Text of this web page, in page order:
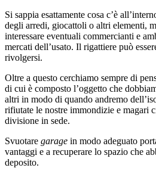
Si sappia esattamente cosa c’è
degli arredi, giocattoli o altri elementi,
interessare eventuali commercianti e
mercati dell’usato. Il rigattiere può
rivolgersi.
Oltre a questo cerchiamo sempre di
di cui è composto l’oggetto che
altri in modo di quando andremo
rifiutate le nostre immondizie e magari
divisione in sede.
Svuotare garage in modo adeguato
vantaggi e a recuperare lo spazio che
deposito.